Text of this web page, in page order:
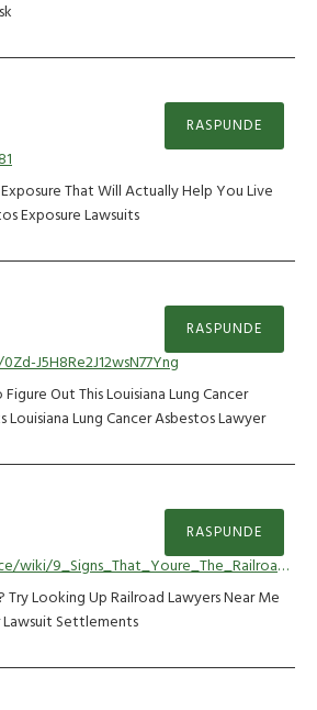
RASPUNDE
That Will Actually Help You Live
Exposure Lawsuits
J5H8Re2J12wsN77Yng
RASPUNDE
Out This Louisiana Lung Cancer
Louisiana Lung Cancer Asbestos Lawyer
https://wifidb.science/wiki/9_Signs_That_Youre_The_Railroad_Cancer_Lawsuit_Settlements_Information_Expert
RASPUNDE
Looking Up Railroad Lawyers Near Me
Lawsuit Settlements